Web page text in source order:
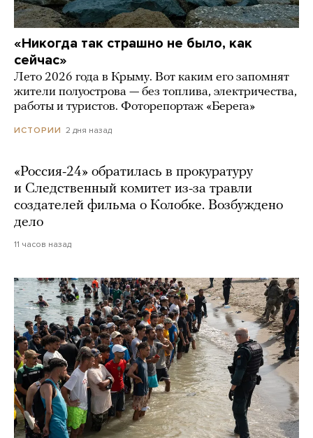
«Никогда так страшно не было, как
сейчас»
Лето 2026 года в Крыму. Вот каким его запомнят
жители полуострова — без топлива, электричества,
работы и туристов. Фоторепортаж «Берега»
ИСТОРИИ 2 дня назад
«Россия-24» обратилась в прокуратуру
и Следственный комитет из-за травли
создателей фильма о Колобке. Возбуждено
дело
11 часов назад